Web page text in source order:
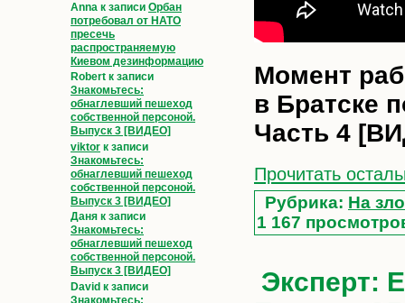
Anna к записи Орбан
потребовал от НАТО
пресечь
распространяемую
Киевом дезинформацию
Robert к записи
Знакомьтесь:
обнаглевший пешеход
собственной персоной.
Выпуск 3 [ВИДЕО]
viktor к записи
Знакомьтесь:
обнаглевший пешеход
собственной персоной.
Выпуск 3 [ВИДЕО]
Даня к записи
Знакомьтесь:
обнаглевший пешеход
собственной персоной.
Выпуск 3 [ВИДЕО]
David к записи
Знакомьтесь:
Момент
в Братске
Часть 4
Прочитать
Рубрика: На
1 167
Эксперт: